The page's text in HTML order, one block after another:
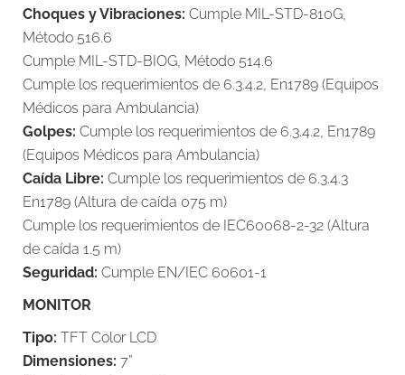
Choques y Vibraciones: Cumple MIL-STD-810G,
Método 516.6
Cumple MIL-STD-BIOG, Método 514.6
Cumple los requerimientos de 6.3.4.2, En1789 (Equipos
Médicos para Ambulancia)
Golpes: Cumple los requerimientos de 6.3.4.2, En1789
(Equipos Médicos para Ambulancia)
Caída Libre: Cumple los requerimientos de 6.3.4.3
En1789 (Altura de caída 075 m)
Cumple los requerimientos de IEC60068-2-32 (Altura
de caída 1.5 m)
Seguridad: Cumple EN/IEC 60601-1
MONITOR
Tipo: TFT Color LCD
Dimensiones: 7”